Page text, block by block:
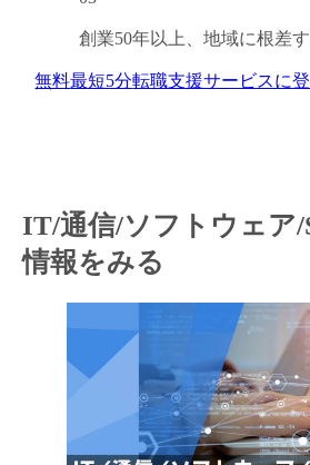
創業50年以上、地域に根差
無料最短5分転職支援サービスに
IT/通信/ソフトウェア/
情報をみる